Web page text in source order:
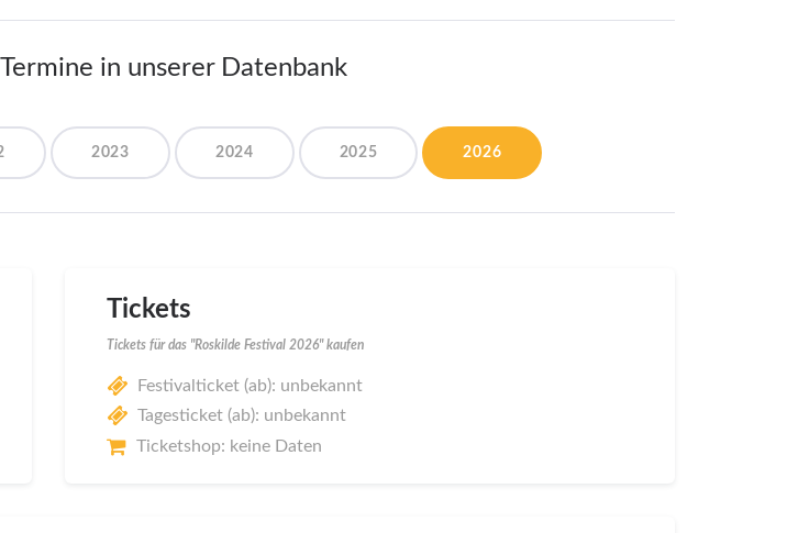
in unserer Datenbank
2023 2024 2025 2026
Tickets
Tickets für das "Roskilde Festival 2026" kaufen
Festivalticket (ab): unbekannt
Tagesticket (ab): unbekannt
Ticketshop: keine Daten